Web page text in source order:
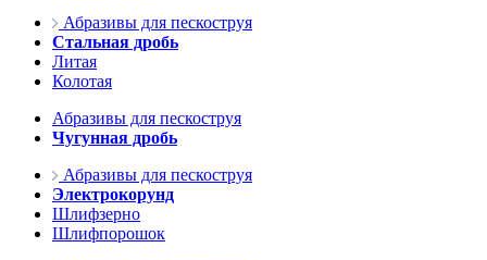
Абразивы для пескоструя
Стальная дробь
Литая
Колотая
Абразивы для пескоструя
Чугунная дробь
Абразивы для пескоструя
Электрокорунд
Шлифзерно
Шлифпорошок